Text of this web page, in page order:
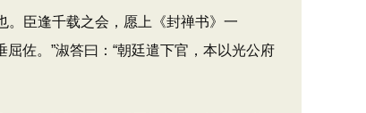
臣逢千载之会，愿上《封禅书》一
佐。”淑答曰：“朝廷遣下官，本以光公府